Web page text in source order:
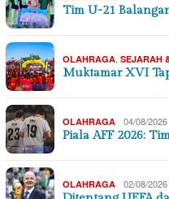
Tim U-21
OLAHRAGA SEJARAH
Muktamar XVI
OLAHRAGA 04/08/2026
Piala AFF 2026:
OLAHRAGA 02/08/2026